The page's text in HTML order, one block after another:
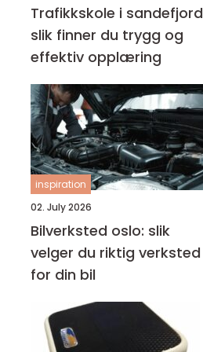
Trafikkskole i sandefjord
slik finner du trygg og
effektiv opplæring
inspiration
02. July 2026
Bilverksted oslo: slik
velger du riktig verksted
for din bil